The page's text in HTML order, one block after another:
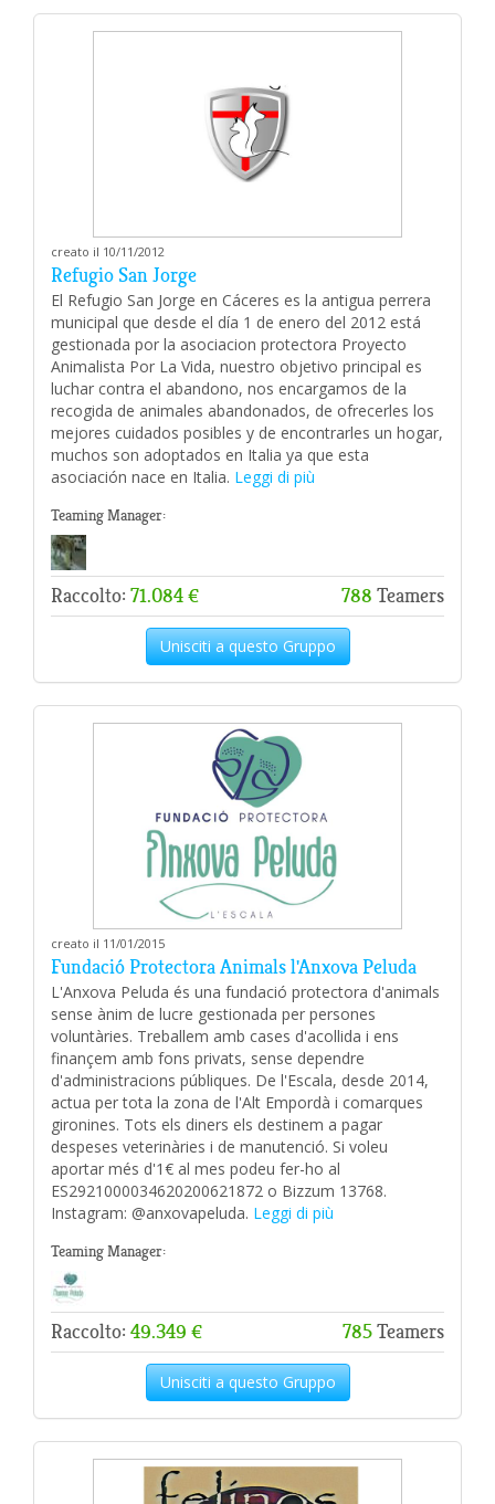
creato il 10/11/2012
Refugio San Jorge
El Refugio San Jorge en Cáceres es la antigua perrera
municipal que desde el día 1 de enero del 2012 está
gestionada por la asociacion protectora Proyecto
Animalista Por La Vida, nuestro objetivo principal es
luchar contra el abandono, nos encargamos de la
recogida de animales abandonados, de ofrecerles los
mejores cuidados posibles y de encontrarles un hogar,
muchos son adoptados en Italia ya que esta
asociación nace en Italia. Leggi di più
Teaming Manager:
Raccolto: 71.084 € 788 Teamers
Unisciti a questo Gruppo
creato il 11/01/2015
Fundació Protectora Animals l'Anxova Peluda
L'Anxova Peluda és una fundació protectora d'animals
sense ànim de lucre gestionada per persones
voluntàries. Treballem amb cases d'acollida i ens
finançem amb fons privats, sense dependre
d'administracions públiques. De l'Escala, desde 2014,
actua per tota la zona de l'Alt Empordà i comarques
gironines. Tots els diners els destinem a pagar
despeses veterinàries i de manutenció. Si voleu
aportar més d'1€ al mes podeu fer-ho al
ES2921000034620200621872 o Bizzum 13768.
Instagram: @anxovapeluda. Leggi di più
Teaming Manager:
Raccolto: 49.349 € 785Teamers
Unisciti a questo Gruppo